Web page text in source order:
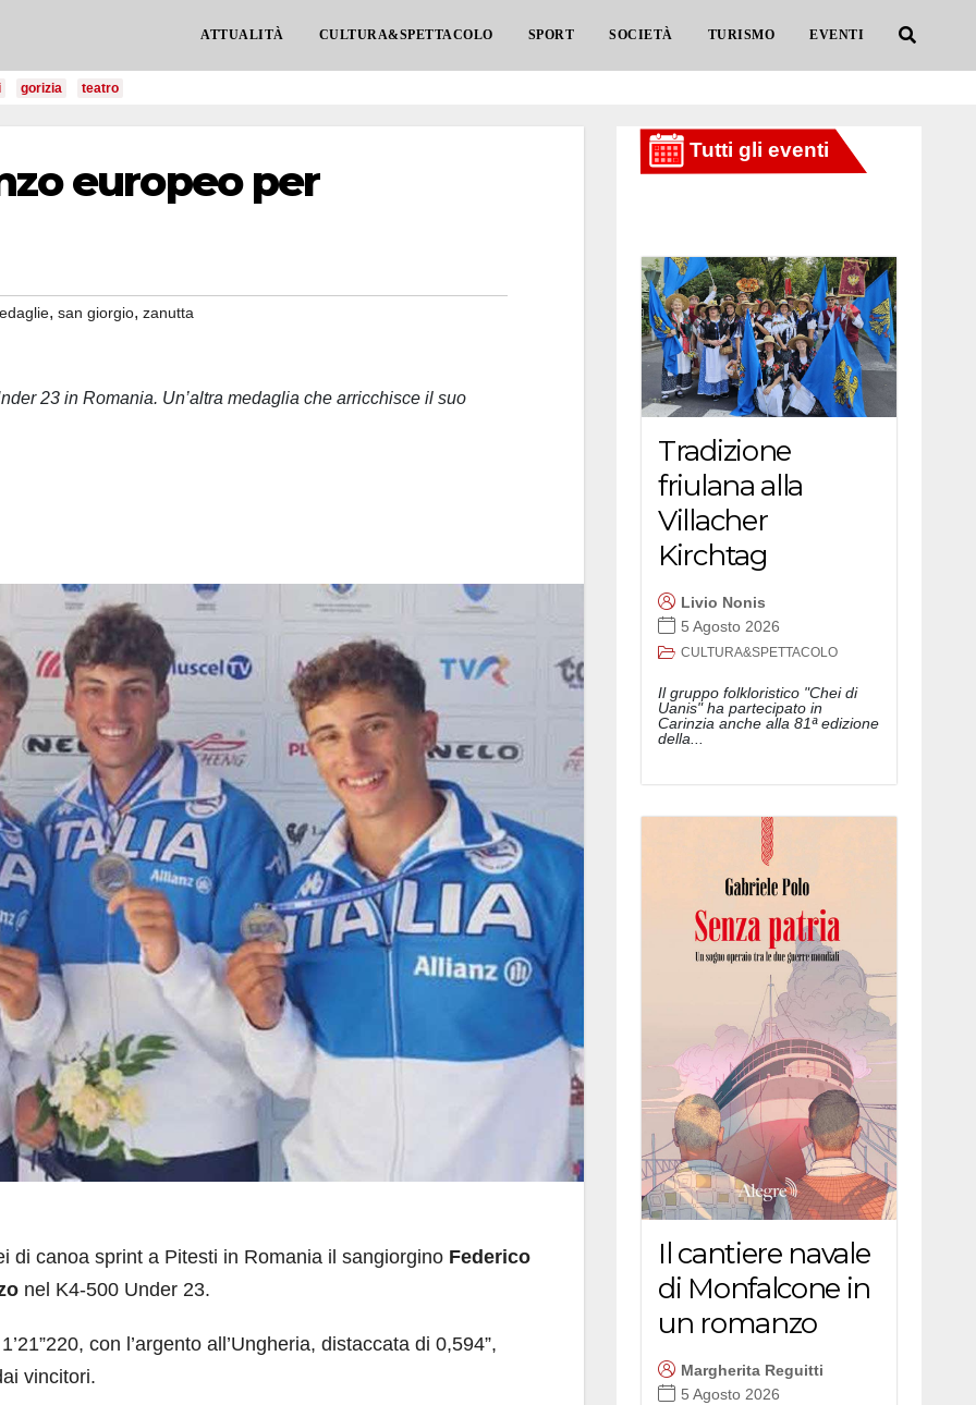
ATTUALITÀ CULTURA&SPETTACOLO SPORT SOCIETÀ TURISMO EVENTI
gorizia teatro
europeo per
, san giorgio, zanutta
23 in Romania. Un’altra medaglia che arricchisce il suo
di canoa sprint a Pitesti in Romania il sangiorgino Federico
nel K4-500 Under 23.
con l’argento all’Ungheria, distaccata di 0,594”,
vincitori.
Tradizione
friulana alla
Villacher
Kirchtag
Livio Nonis
5 Agosto 2026
CULTURA&SPETTACOLO
Il gruppo folkloristico "Chei di
Uanis" ha partecipato in
Carinzia anche alla 81ª edizione
della...
Il cantiere navale
di Monfalcone in
un romanzo
Margherita Reguitti
5 Agosto 2026